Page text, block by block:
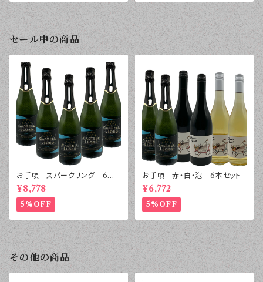
セール中の商品
お手頃 スパークリング 6本
セット
¥8,778
5%OFF
お手頃 赤・白・泡 6本セット
¥6,772
5%OFF
その他の商品